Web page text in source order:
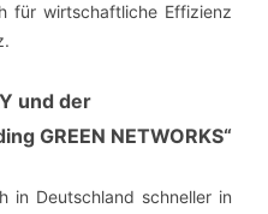
für wirtschaftliche Effizienz
und der
GREEN NETWORKS“
in Deutschland schneller in